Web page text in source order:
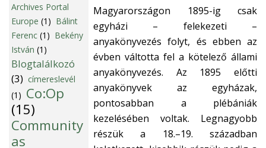
Archives Portal
Europe (1) Bálint
Ferenc (1) Bekény
István (1)
Blogtalálkozó
(3) címereslevél
(1) Co:Op
(15)
Community
as
Magyarországon 1895-ig csak
egyházi – felekezeti –
anyakönyvezés folyt, és ebben az
évben váltotta fel a kötelező állami
anyakönyvezés. Az 1895 előtti
anyakönyvek az egyházak,
pontosabban a plébániák
kezelésében voltak. Legnagyobb
részük a 18.–19. században